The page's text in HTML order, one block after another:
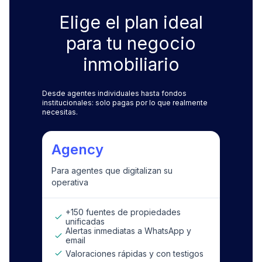
Elige el plan ideal
para tu negocio
inmobiliario
Desde agentes individuales hasta fondos
institucionales: solo pagas por lo que realmente
necesitas.
Agency
Para agentes que digitalizan su
operativa
+150 fuentes de propiedades
unificadas
Alertas inmediatas a WhatsApp y
email
Valoraciones rápidas y con testigos